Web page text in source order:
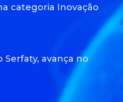
categoria Inovação
Serfaty, avança no